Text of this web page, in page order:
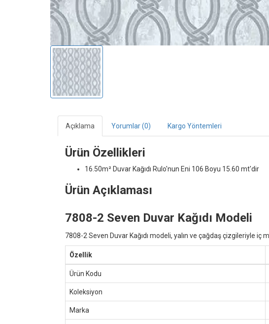
Açıklama Yorumlar (0) Kargo Yöntemleri
Ürün Özellikleri
16.50m² Duvar Kağıdı Rulo'nun Eni 106 Boyu 15.60 mt'dir
Ürün Açıklaması
7808-2 Seven Duvar Kağıdı Modeli
7808-2 Seven Duvar Kağıdı modeli, yalın ve çağdaş çizgileriyle iç
Özellik
Ürün Kodu
Koleksiyon
Marka